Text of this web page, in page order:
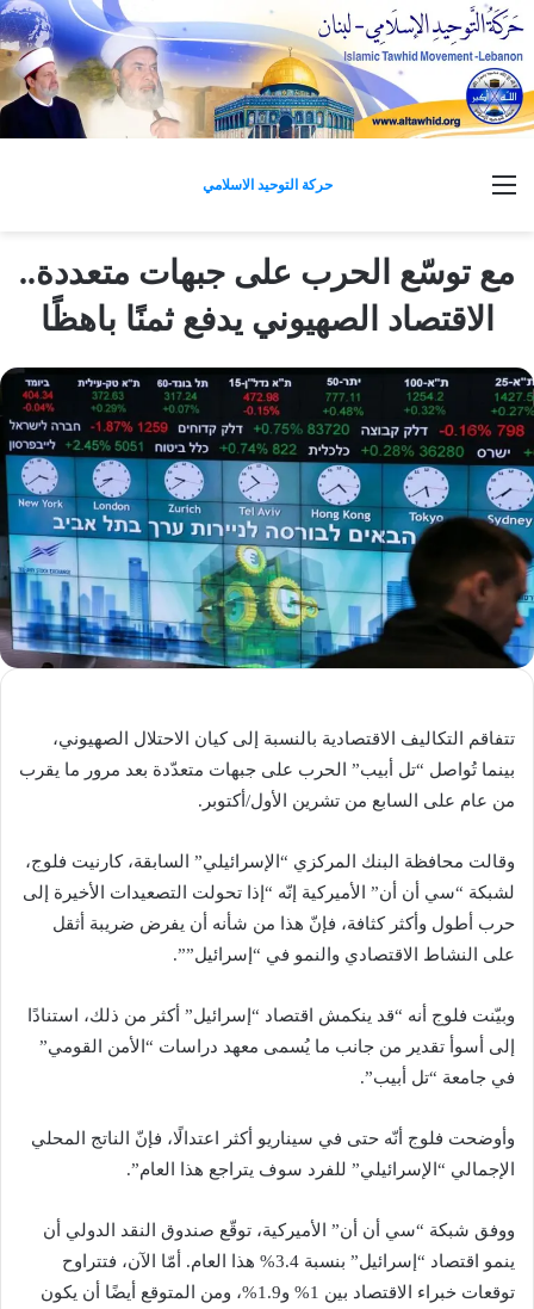
حركة التوحيد الاسلامي القائمة
مع توسّع الحرب على جبهات متعددة..
الاقتصاد الصهيوني يدفع ثمنًا باهظًا
تتفاقم التكاليف الاقتصادية بالنسبة إلى كيان الاحتلال الصهيوني،
بينما تُواصل “تل أبيب” الحرب على جبهات متعدّدة بعد مرور ما يقرب
من عام على السابع من تشرين الأول/أكتوبر.
وقالت محافظة البنك المركزي “الإسرائيلي” السابقة، كارنيت فلوج،
لشبكة “سي أن أن” الأميركية إنّه “إذا تحولت التصعيدات الأخيرة إلى
حرب أطول وأكثر كثافة، فإنّ هذا من شأنه أن يفرض ضريبة أثقل
على النشاط الاقتصادي والنمو في “إسرائيل””.
وبيّنت فلوج أنه “قد ينكمش اقتصاد “إسرائيل” أكثر من ذلك، استنادًا
إلى أسوأ تقدير من جانب ما يُسمى معهد دراسات “الأمن القومي”
في جامعة “تل أبيب”.
وأوضحت فلوج أنّه حتى في سيناريو أكثر اعتدالًا، فإنّ الناتج المحلي
الإجمالي “الإسرائيلي” للفرد سوف يتراجع هذا العام”.
ووفق شبكة “سي أن أن” الأميركية، توقّع صندوق النقد الدولي أن
ينمو اقتصاد “إسرائيل” بنسبة 3.4% هذا العام. أمّا الآن، فتتراوح
توقعات خبراء الاقتصاد بين 1% و1.9%، ومن المتوقع أيضًا أن يكون